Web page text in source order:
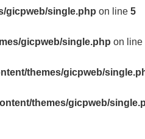
gicpweb/single.php on line 5
gicpweb/single.php on line
themes/gicpweb/
themes/gicpweb/